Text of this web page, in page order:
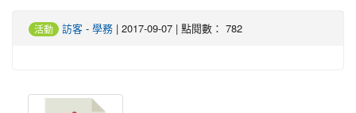
活動 訪客 - 學務 | 2017-09-07 | 點閱數： 782